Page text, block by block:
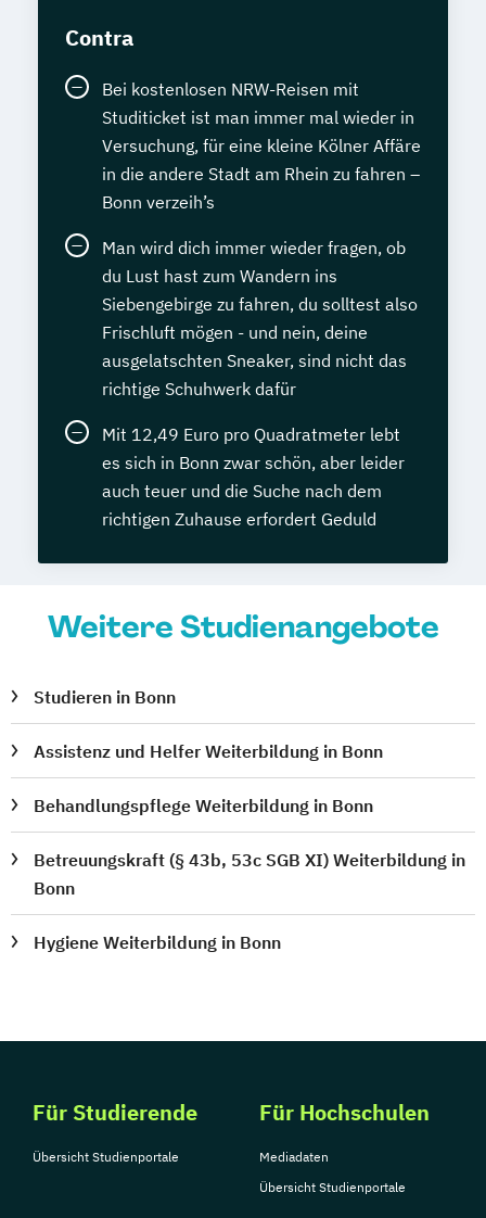
Contra
Bei kostenlosen NRW-Reisen mit
Studiticket ist man immer mal wieder in
Versuchung, für eine kleine Kölner Affäre
in die andere Stadt am Rhein zu fahren –
Bonn verzeih’s
Man wird dich immer wieder fragen, ob
du Lust hast zum Wandern ins
Siebengebirge zu fahren, du solltest also
Frischluft mögen - und nein, deine
ausgelatschten Sneaker, sind nicht das
richtige Schuhwerk dafür
Mit 12,49 Euro pro Quadratmeter lebt
es sich in Bonn zwar schön, aber leider
auch teuer und die Suche nach dem
richtigen Zuhause erfordert Geduld
Weitere Studienangebote
Studieren in Bonn
Assistenz und Helfer Weiterbildung in Bonn
Behandlungspflege Weiterbildung in Bonn
Betreuungskraft (§ 43b, 53c SGB XI) Weiterbildung in
Bonn
Hygiene Weiterbildung in Bonn
Für Studierende
Übersicht Studienportale
Für Hochschulen
Mediadaten
Übersicht Studienportale